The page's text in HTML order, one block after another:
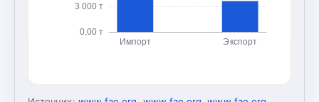
0,00 т
3 000 т
Импорт Экспорт